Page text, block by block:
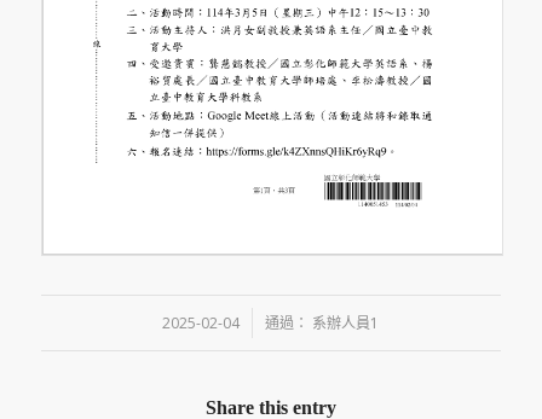
2025-02-04
/ 通過： 系辦人員1
Share this entry